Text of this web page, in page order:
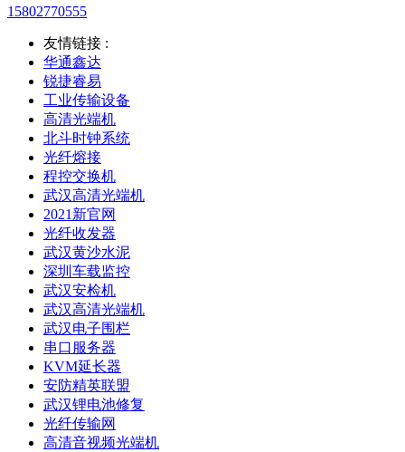
15802770555
友情链接 :
华通鑫达
锐捷睿易
工业传输设备
高清光端机
北斗时钟系统
光纤熔接
程控交换机
武汉高清光端机
2021新官网
光纤收发器
武汉黄沙水泥
深圳车载监控
武汉安检机
武汉高清光端机
武汉电子围栏
串口服务器
KVM延长器
安防精英联盟
武汉锂电池修复
光纤传输网
高清音视频光端机